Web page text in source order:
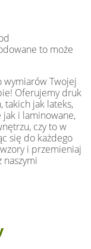
to może
wymiarów Twojej
Oferujemy druk
takich jak lateks,
i laminowane,
czy to w
się do każdego
i przemieniaj
naszymi